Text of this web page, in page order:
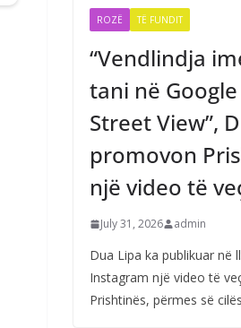
ROZË TË FUNDIT
“Vendlindja
tani në
Street View”,
promovon
një video të
July 31, 2026 admin
Dua Lipa ka publikuar në
Instagram një video të
Prishtinës, përmes së